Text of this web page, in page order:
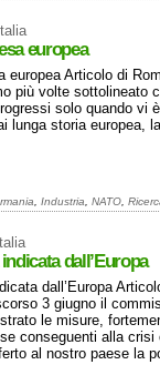
Italia
europea
europea Articolo di
più volte sottolineato
solo quando vi
lunga storia
Industria NATO
Italia
dall’Europa
dall’Europa
3 giugno il
le misure,
conseguenti alla
al nostro paese la